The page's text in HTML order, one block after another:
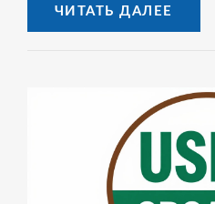
ЧИТАТЬ ДАЛЕЕ